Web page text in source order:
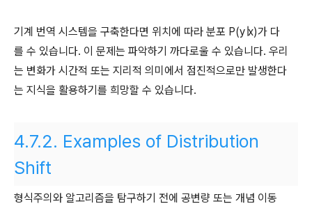
기계 번역 시스템을 구축한다면 위치에 따라 분포 P(y∣x)가 다
를 수 있습니다. 이 문제는 파악하기 까다로울 수 있습니다. 우리
는 변화가 시간적 또는 지리적 의미에서 점진적으로만 발생한다
는 지식을 활용하기를 희망할 수 있습니다.
4.7.2. Examples of Distribution
Shift
형식주의와 알고리즘을 탐구하기 전에 공변량 또는 개념 이동